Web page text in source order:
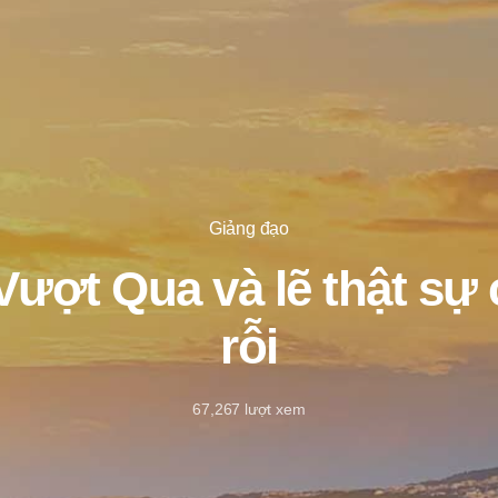
Giảng đạo
Qua và lẽ thật sự
rỗi
28/7/2021
67,267 lượt xem